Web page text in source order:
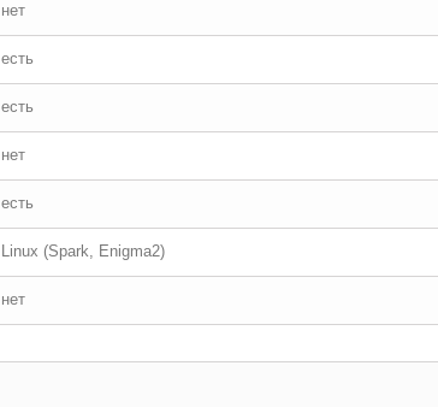
нет
есть
есть
нет
есть
Linux (Spark, Enigma2)
нет